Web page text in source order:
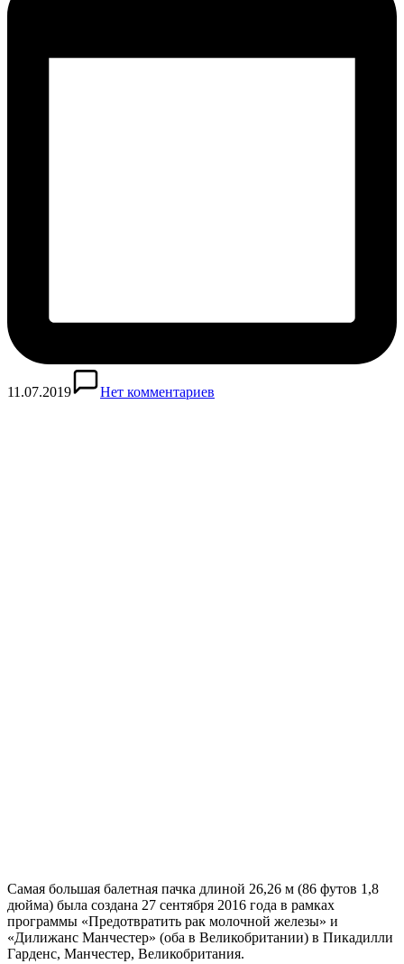
11.07.2019 Нет комментариев
Самая большая балетная пачка длиной 26,26 м (86 футов 1,8
дюйма) была создана 27 сентября 2016 года в рамках
программы «Предотвратить рак молочной железы» и
«Дилижанс Манчестер» (оба в Великобритании) в Пикадилли
Гарденс, Манчестер, Великобритания.